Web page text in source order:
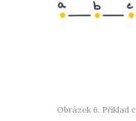
Obrázek 6. Příklad